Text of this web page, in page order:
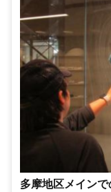
多摩地区メイン